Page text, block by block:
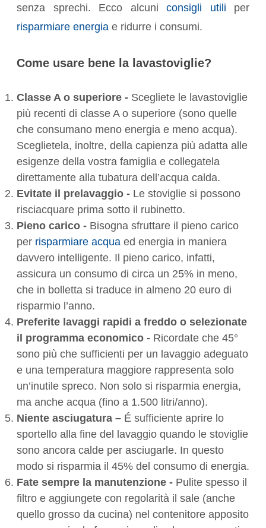
senza sprechi. Ecco alcuni consigli utili per
risparmiare energia e ridurre i consumi.
Come usare bene la lavastoviglie?
Classe A o superiore - Scegliete le lavastoviglie
più recenti di classe A o superiore (sono quelle
che consumano meno energia e meno acqua).
Sceglietela, inoltre, della capienza più adatta alle
esigenze della vostra famiglia e collegatela
direttamente alla tubatura dell’acqua calda.
Evitate il prelavaggio - Le stoviglie si possono
risciacquare prima sotto il rubinetto.
Pieno carico - Bisogna sfruttare il pieno carico
per risparmiare acqua ed energia in maniera
davvero intelligente. Il pieno carico, infatti,
assicura un consumo di circa un 25% in meno,
che in bolletta si traduce in almeno 20 euro di
risparmio l’anno.
Preferite lavaggi rapidi a freddo o selezionate
il programma economico - Ricordate che 45°
sono più che sufficienti per un lavaggio adeguato
e una temperatura maggiore rappresenta solo
un’inutile spreco. Non solo si risparmia energia,
ma anche acqua (fino a 1.500 litri/anno).
Niente asciugatura – É sufficiente aprire lo
sportello alla fine del lavaggio quando le stoviglie
sono ancora calde per asciugarle. In questo
modo si risparmia il 45% del consumo di energia.
Fate sempre la manutenzione - Pulite spesso il
filtro e aggiungete con regolarità il sale (anche
quello grosso da cucina) nel contenitore apposito